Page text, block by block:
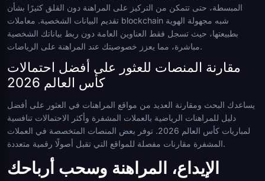
المبسطة، حتى تتمكن من التركيز على المراهنة دون القلق كثيرًا بشأن
تقديم البيانات الشخصية. معاملات blockchain شبه مجهولة الهوية
بطبيعتها، حيث تسجل فقط العناوين العامة دون ربط بياناتك الشخصية
مباشرة، مما يعزز خصوصيتك عند المراهنة على الرياضات.
مقارنة المنصات للعثور على أفضل احتمالات
كأس العالم 2026
يساعدك البحث ومقارنة العديد من مواقع المراهنات في العثور على أفضل
دليل للمراهنات الرياضية بالعملات المشفرة وأكثر الاحتمالات تنافسية
لمباريات كأس العالم 2026. توفر بعض المنصات المتخصصة في العملات
المشفرة مقارنات مفصلة للمواقع التي تقبل أصولًا رقمية متعددة.
الإيداع، المراهنة وسحب أرباحك